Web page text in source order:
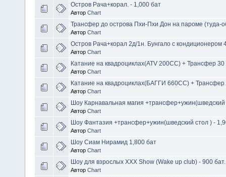
Остров Рача+корал. - 1,000 бат
Автор Chart
Трансфер до острова Пхи-Пхи Дон на пароме (туда-
Автор Chart
Остров Рача+корал 2д/1н. Бунгало с кондиционером
Автор Chart
Катание на квадроциклах(ATV 200CC) + Трансфер
Автор Chart
Катание на квадроциклах(БАГГИ 660CC) +
Автор Chart
Шоу Карнавальная магия +трансфер+ужин(шведский
Автор Chart
Шоу Фантазия +трансфер+ужин(шведский стол ) -
Автор Chart
Шоу Сиам Нирамид​ 1,800 бат
Автор Chart
Шоу для взрослых XXX Show (Wake up club) - 900
Автор Chart